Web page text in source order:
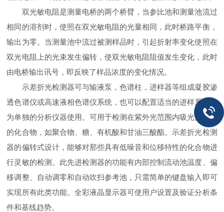
双光敏电阻是测量电桥的两个桥臂，当参比池和测量池流过
相同的溶剂时，使照在双光敏电阻的光量相同，此时桥路平衡，
输出为零。当测量池中流过被测样品时，引起折射率变化使照在
双光电阻上的光束发生偏转，使双光敏电阻阻值发生变化，此时
由电桥输出讯号，即反映了样品浓度的变化情况。
示差折光检测器可与输液泵，色谱柱，进样器等组成凝胶渗
透色谱仪或高速液相色谱仪系统，也可以配置适当的进样系统作
为单独的分析仪器使用。可用于检测在紫外光范围内吸光度不高
的化合物，如聚合物、糖、有机酸和甘油三酸酯。示差折光检测
器的偏转式设计，能够对那些具有低噪音和位移特性的化合物进
行灵敏的检测。此先进检测器的功能有内部控制流动池温度、偏
移调整、自动调零和自动吹扫参考池，只需简单的键盘输入即可
实现所有此类功能。全彩液晶显示器可使用户设置及验证分析条
件和基线趋势。